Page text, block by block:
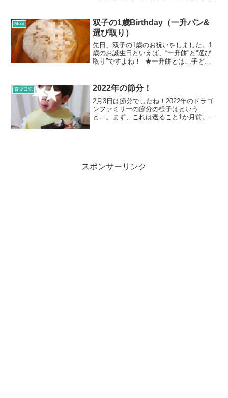
です。歯も弟より早く生えてきていて、
今は上に4本、下に2本...
Meal
双子の1歳Birthday（一升パン&
選び取り）
先日、双子の1歳のお祝いをしました。1
歳のお誕生日といえば、“一升餅”と“選び
取り”ですよね！ ★一升餅とは…子ども
せる一升餅は、一升（約1.8kg）のもち米
を餅に...
育児日記 2022年の節分！
2月3日は節分でしたね！2022年のドラゴ
ンファミリーの節分の様子はという
と…。まず、これは遡ること1か月前。保
スポンサーリンク